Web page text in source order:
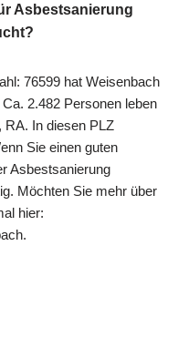
Asbestsanierung
76599 hat Weisenbach
2.482 Personen leben
RA. In diesen PLZ
Sie einen guten
Asbestsanierung
Möchten Sie mehr über
hier: